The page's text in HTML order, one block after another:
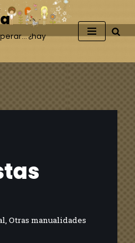
¿hay
, Otras manualidades